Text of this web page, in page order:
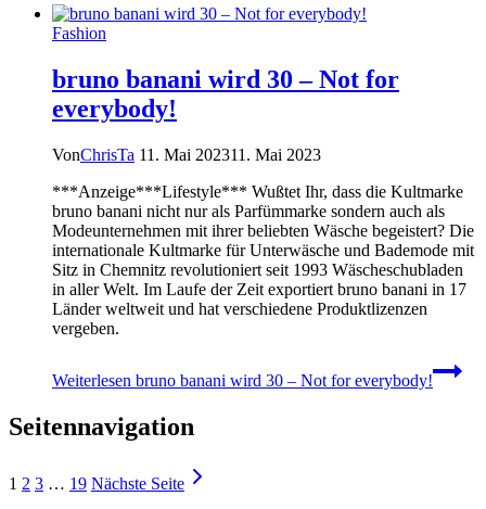
Fashion
bruno banani wird 30 – Not for
everybody!
VonChrisTa 11. Mai 202311. Mai 2023
***Anzeige***Lifestyle*** Wußtet Ihr, dass die Kultmarke
bruno banani nicht nur als Parfümmarke sondern auch als
Modeunternehmen mit ihrer beliebten Wäsche begeistert? Die
internationale Kultmarke für Unterwäsche und Bademode mit
Sitz in Chemnitz revolutioniert seit 1993 Wäscheschubladen
in aller Welt. Im Laufe der Zeit exportiert bruno banani in 17
Länder weltweit und hat verschiedene Produktlizenzen
vergeben.
Weiterlesen bruno banani wird 30 – Not for everybody!
Seitennavigation
1 2 3 … 19 Nächste Seite